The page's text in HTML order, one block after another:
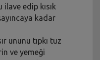
ilave edip kısık
kadar
ununu tıpkı tuz
ve yemeği